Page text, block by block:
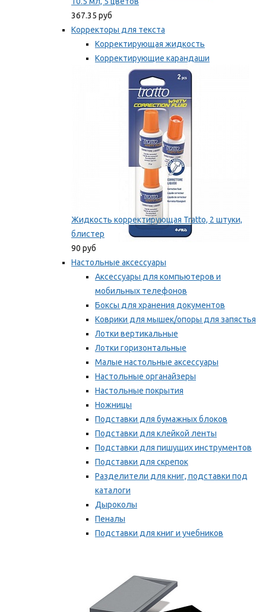
367.35 руб
Корректоры для текста
Корректирующая жидкость
Корректирующие карандаши
Корректирующие ленты
Мы рекомендуем
Жидкость корректирующая Tratto, 2 штуки,
блистер
90 руб
Настольные аксессуары
Аксессуары для компьютеров и
мобильных телефонов
Боксы для хранения документов
Коврики для мышек/опоры для запястья
Лотки вертикальные
Лотки горизонтальные
Малые настольные аксессуары
Настольные органайзеры
Настольные покрытия
Ножницы
Подставки для бумажных блоков
Подставки для клейкой ленты
Подставки для пишущих инструментов
Подставки для скрепок
Разделители для книг, подставки под
каталоги
Дыроколы
Пеналы
Подставки для книг и учебников